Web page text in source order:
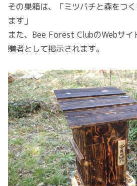
その巣箱は、「ミツバチと森をつ
ます」
また、Bee Forest ClubのWebサ
贈者として掲示されます。